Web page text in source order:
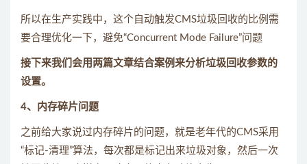
所以在生产实践中，这个自动触发CMS垃圾回收的比例需
要合理优化一下，避免“Concurrent Mode Failure”问题
接下来我们会用两篇文章结合案例来分析垃圾回收参数的
设置。
4、内存碎片问题
之前给大家说过内存碎片的问题，就是老年代的CMS采用
“标记-清理”算法，每次都是标记出来垃圾对象，然后一次